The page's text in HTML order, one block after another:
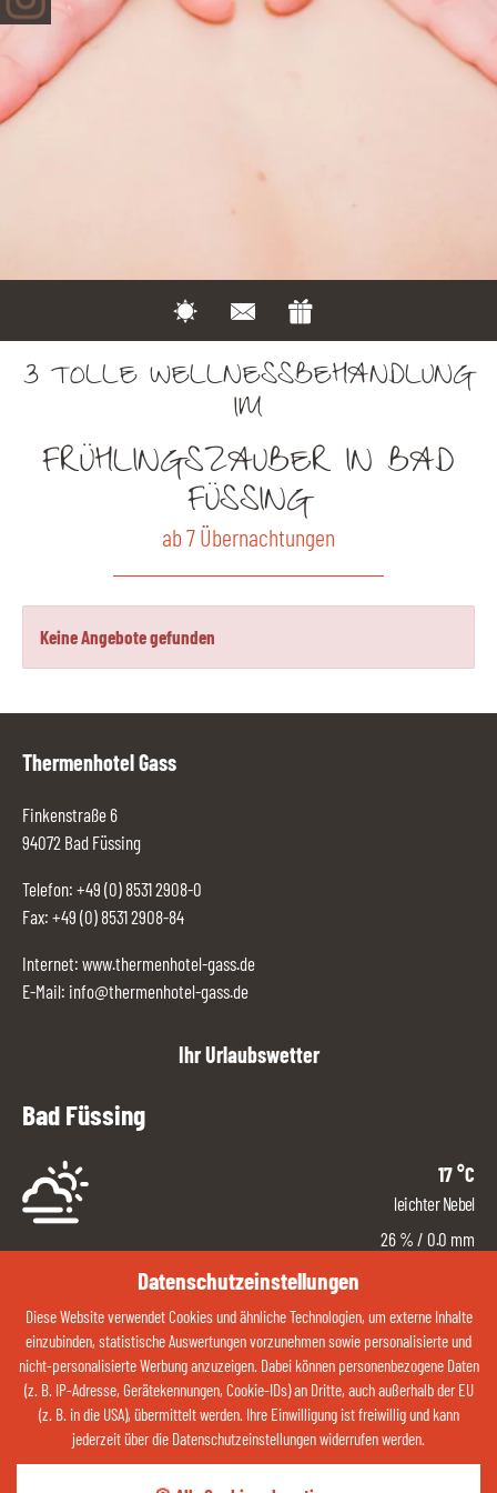
Datenschutzeinstellungen
Diese Website verwendet Cookies und ähnliche Technologien, um externe Inhalte
einzubinden, statistische Auswertungen vorzunehmen sowie personalisierte und
nicht-personalisierte Werbung anzuzeigen. Dabei können personenbezogene Daten
(z. B. IP-Adresse, Gerätekennungen, Cookie-IDs) an Dritte, auch außerhalb der EU
(z. B. in die USA), übermittelt werden. Ihre Einwilligung ist freiwillig und kann
jederzeit über die Datenschutzeinstellungen widerrufen werden.
3 TOLLE WELLNESSBEHANDLUNG
IM
FRÜHLINGSZAUBER IN BAD
FÜSSING
ab 7 Übernachtungen
Keine Angebote gefunden
Thermenhotel Gass
Finkenstraße 6
94072 Bad Füssing
Telefon: +49 (0) 8531 2908-0
Fax: +49 (0) 8531 2908-84
Internet: www.thermenhotel-gass.de
E-Mail: info@thermenhotel-gass.de
Ihr Urlaubswetter
Bad Füssing
17°C
leichter Nebel
26 % / 0.0 mm
47 %
ZUM WETTER
Kontaktieren Sie uns jetzt über Whatsapp: